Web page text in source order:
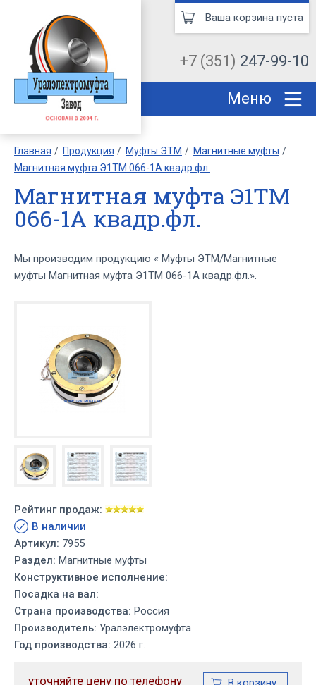
+7 (351) 247-99-10
Ваша корзина пуста
Меню
Главная Продукция Муфты ЭТМ
Магнитные муфты
Магнитная муфта Э1ТМ 066-1А квадр.фл.
Магнитная муфта Э1ТМ
066-1А квадр.фл.
Мы производим продукцию « Муфты ЭТМ/Магнитные
муфты Магнитная муфта Э1ТМ 066-1А квадр.фл.».
Рейтинг продаж:
В наличии
Артикул: 7955
Раздел: Магнитные муфты
Конструктивное исполнение:
Посадка на вал:
Страна производства: Россия
Производитель: Уралэлектромуфта
Год производства: 2026 г.
уточняйте цену по телефону